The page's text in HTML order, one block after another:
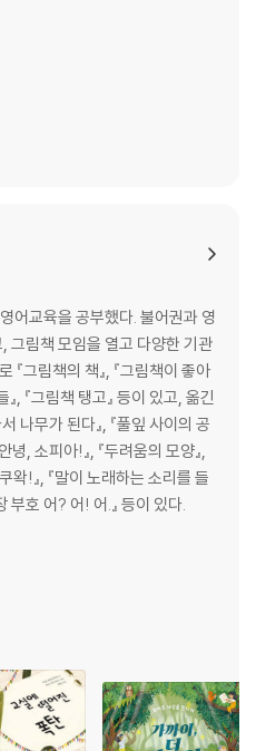
어교육을 공부했다. 불어권과 영
그림책 모임을 열고 다양한 기관
그림책의 책』, 『그림책이 좋아
, 『그림책 탱고』 등이 있고, 옮긴
나무가 된다』, 『풀잎 사이의 공
녕, 소피아!』, 『두려움의 모양』,
왁!』, 『말이 노래하는 소리를 들
부호 어? 어! 어.』 등이 있다.